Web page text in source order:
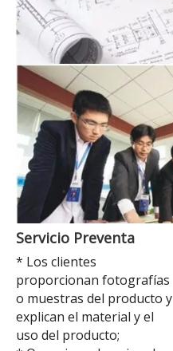
Servicio Preventa
* Los clientes
proporcionan fotografías
o muestras del producto y
explican el material y el
uso del producto;